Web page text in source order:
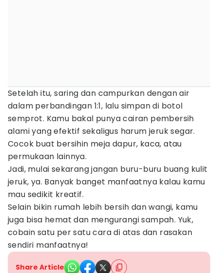
Setelah itu, saring dan campurkan dengan air
dalam perbandingan 1:1, lalu simpan di botol
semprot. Kamu bakal punya cairan pembersih
alami yang efektif sekaligus harum jeruk segar.
Cocok buat bersihin meja dapur, kaca, atau
permukaan lainnya.
Jadi, mulai sekarang jangan buru-buru buang kulit
jeruk, ya. Banyak banget manfaatnya kalau kamu
mau sedikit kreatif.
Selain bikin rumah lebih bersih dan wangi, kamu
juga bisa hemat dan mengurangi sampah. Yuk,
cobain satu per satu cara di atas dan rasakan
sendiri manfaatnya!
Share Article